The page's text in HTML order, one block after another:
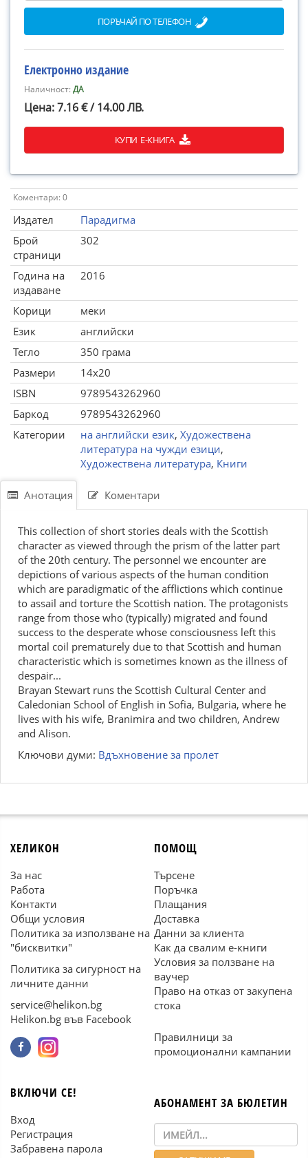
ПОРЪЧАЙ ПО ТЕЛЕФОН
Електронно издание
Наличност:ДА
Цена: 7.16 € / 14.00 ЛВ.
КУПИ Е-КНИГА
Коментари: 0
Издател
Парадигма
Брой
страници
302
Година на
издаване
2016
Корици
меки
Език
английски
Тегло
350 грама
Размери
14x20
ISBN
9789543262960
Баркод
9789543262960
Категории
на английски език, Художествена
литература на чужди езици,
Художествена литература, Книги
Анотация Коментари
This collection of short stories deals with the Scottish
character as viewed through the prism of the latter part
of the 20th century. The personnel we encounter are
depictions of various aspects of the human condition
which are paradigmatic of the afflictions which continue
to assail and torture the Scottish nation. The protagonists
range from those who (typically) migrated and found
success to the desperate whose consciousness left this
mortal coil prematurely due to that Scottish and human
characteristic which is sometimes known as the illness of
despair...
Brayan Stewart runs the Scottish Cultural Center and
Caledonian School of English in Sofia, Bulgaria, where he
lives with his wife, Branimira and two children, Andrew
and Alison.
Ключови думи: Вдъхновение за пролет
ХЕЛИКОН
За нас
Работа
Контакти
Общи условия
Политика за използване на
"бисквитки"
Политика за сигурност на
личните данни
service@helikon.bg
Helikon.bg във Facebook
ПОМОЩ
Търсене
Поръчка
Плащания
Доставка
Данни за клиента
Как да свалим е-книги
Условия за ползване на
ваучер
Право на отказ от закупена
стока
Правилници за
промоционални кампании
ВКЛЮЧИ СЕ!
Вход
Регистрация
Забравена парола
АБОНАМЕНТ ЗА БЮЛЕТИН